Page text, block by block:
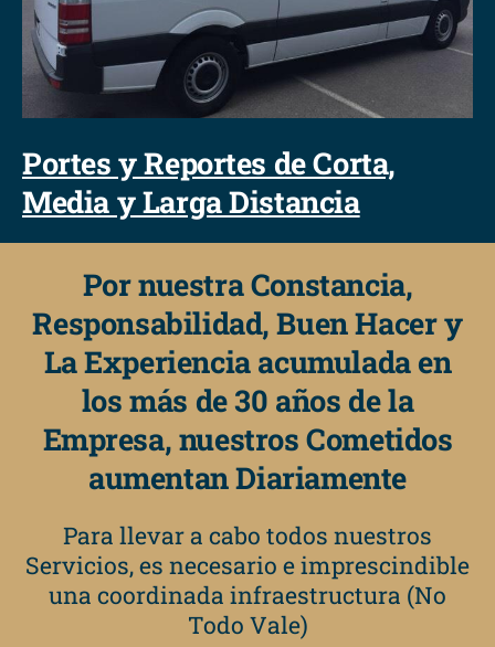
Portes y Reportes de Corta,
Media y Larga Distancia
Por nuestra Constancia,
Responsabilidad, Buen Hacer y
La Experiencia acumulada en
los más de 30 años de la
Empresa, nuestros Cometidos
aumentan Diariamente
Para llevar a cabo todos nuestros
Servicios, es necesario e imprescindible
una coordinada infraestructura (No
Todo Vale)